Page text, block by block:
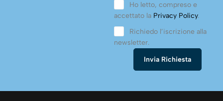
Ho letto, compreso e
accettato la Privacy Policy.
Richiedo l’iscrizione alla
newsletter.